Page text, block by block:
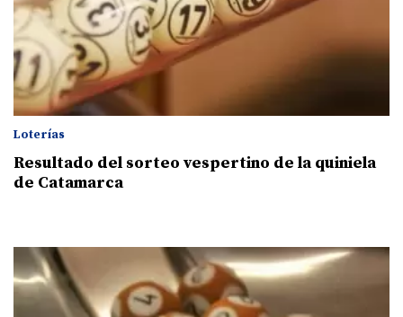
Loterías
Resultado del sorteo vespertino de la quiniela
de Catamarca